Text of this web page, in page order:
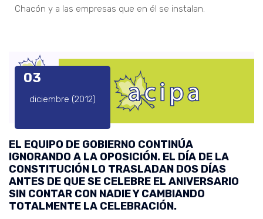
Chacón y a las empresas que en él se instalan.
03
diciembre (2012)
EL EQUIPO DE GOBIERNO CONTINÚA
IGNORANDO A LA OPOSICIÓN. EL DÍA DE LA
CONSTITUCIÓN LO TRASLADAN DOS DÍAS
ANTES DE QUE SE CELEBRE EL ANIVERSARIO
SIN CONTAR CON NADIE Y CAMBIANDO
TOTALMENTE LA CELEBRACIÓN.